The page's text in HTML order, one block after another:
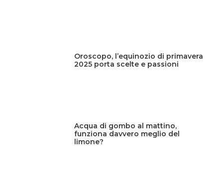
Oroscopo, l’equinozio di primavera
2025 porta scelte e passioni
Acqua di gombo al mattino,
funziona davvero meglio del
limone?